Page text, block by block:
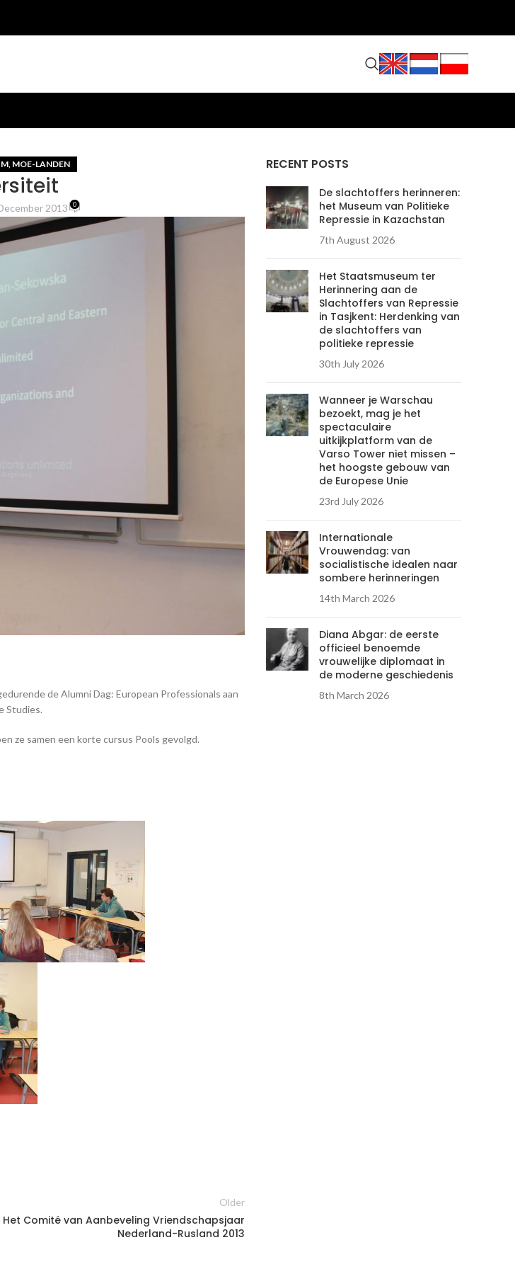
MOE-LANDEN
2013 0
de Alumni Dag: European Professionals aan
Studies.
ze samen een korte cursus Pools gevolgd.
Older
Het Comité van Aanbeveling Vriendschapsjaar
Nederland-Rusland 2013
RECENT POSTS
De slachtoffers herinneren:
het Museum van Politieke
Repressie in Kazachstan
7th August 2026
Het Staatsmuseum ter
Herinnering aan de
Slachtoffers van Repressie
in Tasjkent: Herdenking van
de slachtoffers van
politieke repressie
30th July 2026
Wanneer je Warschau
bezoekt, mag je het
spectaculaire
uitkijkplatform van de
Varso Tower niet missen –
het hoogste gebouw van
de Europese Unie
23rd July 2026
Internationale
Vrouwendag: van
socialistische idealen naar
sombere herinneringen
14th March 2026
Diana Abgar: de eerste
officieel benoemde
vrouwelijke diplomaat in
de moderne geschiedenis
8th March 2026